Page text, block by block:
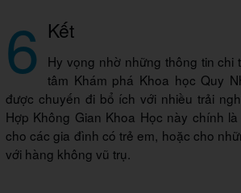
6 Kết
Hy vọng nhờ những thông tin chi
tâm Khám phá Khoa học Quy
được chuyến đi bổ ích với nhiều trải
Hợp Không Gian Khoa Học này chính
cho các gia đình có trẻ em, hoặc cho
với hàng không vũ trụ.